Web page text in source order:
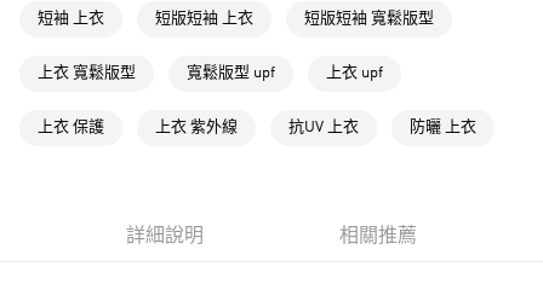
每筆NT$80，滿NT$1,500(含以上)免運費
萊爾富取貨付款
短袖 上衣 短版短袖 上衣 短版短袖 寬鬆版型
上衣 寬鬆版型 寬鬆版型 upf 上衣 upf
上衣 保護 上衣 紫外線 抗UV 上衣 防曬 上衣
詳細說明 相關推薦